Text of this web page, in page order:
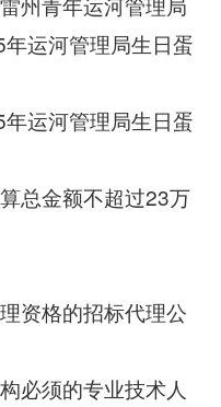
运河管理局生日蛋
运河管理局生日蛋
总金额不超过23万
格的招标代理公
须的专业技术人